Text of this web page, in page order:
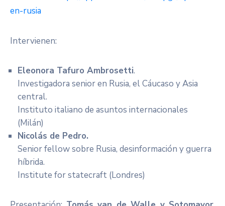
en-rusia
Intervienen:
Eleonora Tafuro Ambrosetti.
Investigadora senior en Rusia, el Cáucaso y Asia
central.
Instituto italiano de asuntos internacionales
(Milán)
Nicolás de Pedro.
Senior fellow sobre Rusia, desinformación y guerra
híbrida.
Institute for statecraft (Londres)